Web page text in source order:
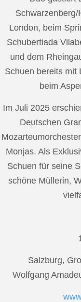
Schwarzenberg/
London, beim
Schubertiada
und dem
Schuen bereits mit
beim
Im Juli 2025
Deutschen
Monjas. Als
Schuen für seine
schöne Müllerin,
Salzburg,
Wolfgang